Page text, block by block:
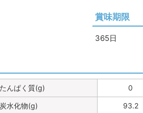
賞味期限
365日
たんぱく質(g) 0
炭水化物(g) 93.2